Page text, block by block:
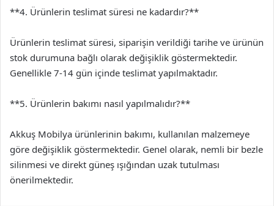
**4. Ürünlerin teslimat süresi ne kadardır?**
Ürünlerin teslimat süresi, siparişin verildiği tarihe ve ürünün
stok durumuna bağlı olarak değişiklik göstermektedir.
Genellikle 7-14 gün içinde teslimat yapılmaktadır.
**5. Ürünlerin bakımı nasıl yapılmalıdır?**
Akkuş Mobilya ürünlerinin bakımı, kullanılan malzemeye
göre değişiklik göstermektedir. Genel olarak, nemli bir bezle
silinmesi ve direkt güneş ışığından uzak tutulması
önerilmektedir.